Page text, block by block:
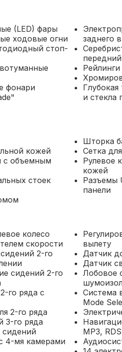
(LED) фары
ходовые огни
стоп-
фонари
заднего
и стекла
кожей
с объемным
стоек
Шторка
Сетка
Рулевое
кожей
Разъемы
панели
колесо
скорости
2-го
сидений 2-го
го ряда с
2-го ряда
3-го ряда
сидений
4-мя камерами
вылету
Датчик
Датчик
Лобовое
Система
Mode
MP3, RDS